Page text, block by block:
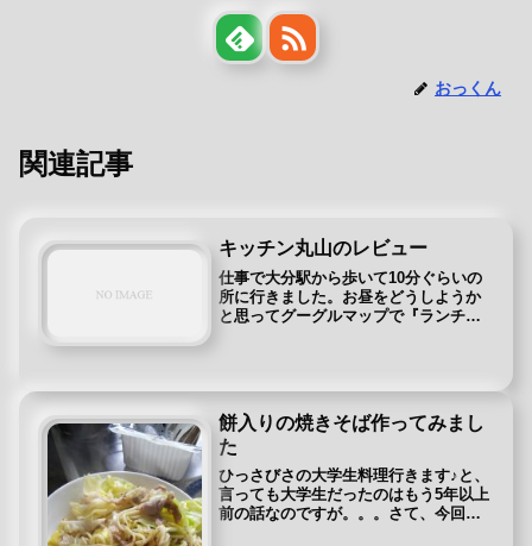
おっくん
関連記事
キッチン丸山のレビュー
仕事で大分駅から歩いて10分ぐらいの
所に行きました。お昼をどうしようか
と思ってグーグルマップで『ランチ』
ビュー駐車場は5～6台ぶんぐらいか...
餅入りの焼きそば作ってみまし
た
ひっさびさの大学生料理行きます♪と、
言っても大学生だったのはもう5年以上
前の話なのですが。。。さて、今回は